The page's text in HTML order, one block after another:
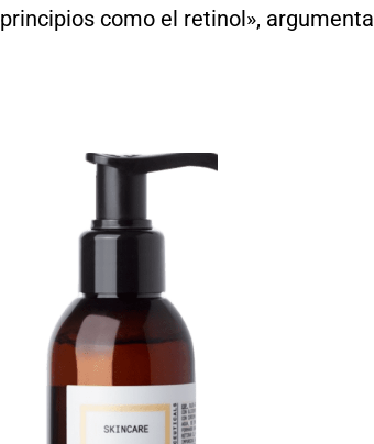
principios como el retinol», argumenta